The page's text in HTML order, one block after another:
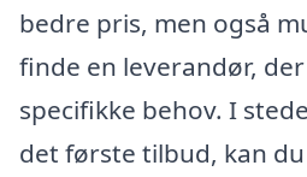
bedre pris, men også
finde en leverandør,
specifikke behov. I
det første tilbud, kan